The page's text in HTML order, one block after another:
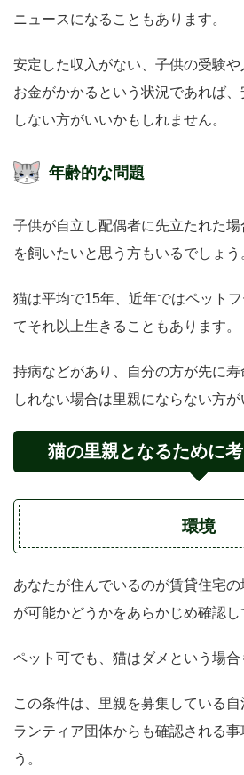
ニュースになることもあります。
安定した収入がない、子供の受験
お金がかかるという状況であれば
しない方がいいかもしれません。
年齢的な問題
子供が自立し配偶者に先立たれた
を飼いたいと思う方もいるでしょう
猫は平均で15年、近年ではペット
てそれ以上生きることもあります。
持病などがあり、自分の方が先に
しれない場合は里親にならない方が
猫の里親となるために
環境
あなたが住んでいるのが賃貸住宅
が可能かどうかをあらかじめ確認し
ペット可でも、猫はダメという場合
この条件は、里親を募集している
ランティア団体からも確認される
う。